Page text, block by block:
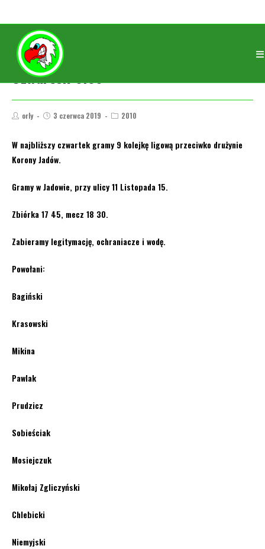
Czwartek 6.06
orly 3 czerwca 2019 2010
W najbliższy czwartek gramy 9 kolejkę ligową przeciwko drużynie
Korony Jadów.
Gramy w Jadowie, przy ulicy 11 Listopada 15.
Zbiórka 17 45, mecz 18 30.
Zabieramy legitymację, ochraniacze i wodę.
Powołani:
Bagiński
Krasowski
Mikina
Pawlak
Prudzicz
Sobieściak
Mosiejczuk
Mikołaj Zgliczyński
Chlebicki
Niemyjski